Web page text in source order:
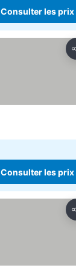
Consulter les prix
Consulter les prix